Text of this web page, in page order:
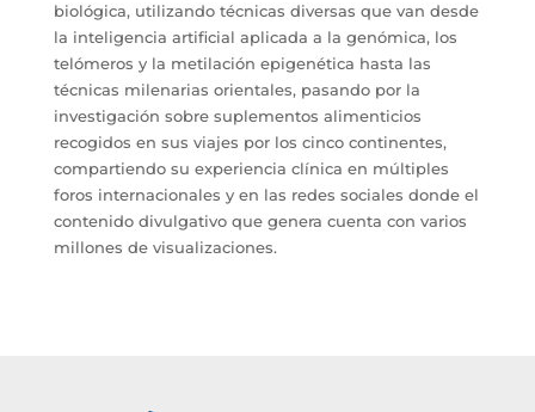
biológica, utilizando técnicas diversas que van desde
la inteligencia artificial aplicada a la genómica, los
telómeros y la metilación epigenética hasta las
técnicas milenarias orientales, pasando por la
investigación sobre suplementos alimenticios
recogidos en sus viajes por los cinco continentes,
compartiendo su experiencia clínica en múltiples
foros internacionales y en las redes sociales donde el
contenido divulgativo que genera cuenta con varios
millones de visualizaciones.